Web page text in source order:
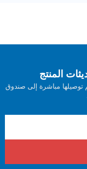
مباشرة إلى صندوق